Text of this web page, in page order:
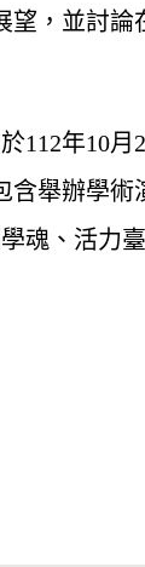
，並討
年10
舉辦學
魂、活力